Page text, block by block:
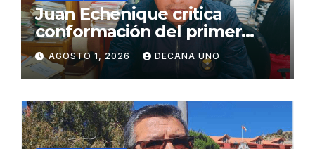
Juan Echenique critica
conformación del primer
gabinete ministerial de Keiko
Fujimori
AGOSTO 1, 2026 DECANA UNO